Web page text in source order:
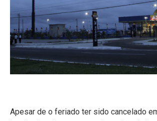
Apesar de o feriado ter sido cancelado